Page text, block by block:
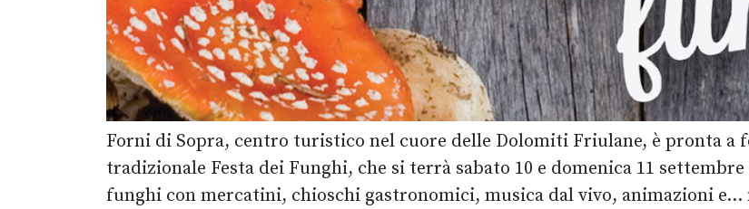
Forni di Sopra, centro turistico nel cuore delle Dolomiti Friulane, è pronta a
tradizionale Festa dei Funghi, che si terrà sabato 10 e domenica 11
funghi con mercatini, chioschi gastronomici, musica dal vivo, animazioni